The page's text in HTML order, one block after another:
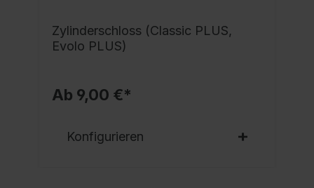
Zylinderschloss (Classic PLUS,
Evolo PLUS)
Ab 9,00 €*
Konfigurieren